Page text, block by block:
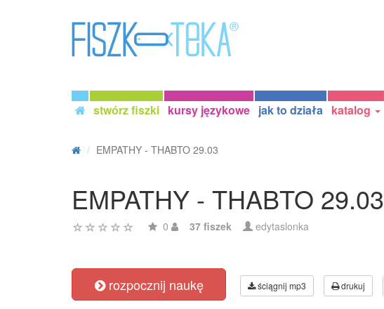
stwórz fiszki kursy językowe jak to działa katalog
EMPATHY - THABTO 29.03
EMPATHY - THABTO 29.03
0 37 fiszek edytaslonka
rozpocznij naukę ściągnij mp3 drukuj